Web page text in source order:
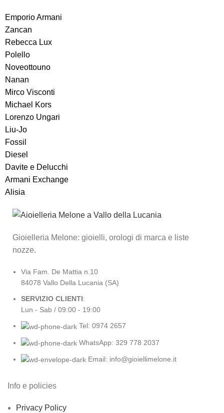
Emporio Armani
Zancan
Rebecca Lux
Polello
Noveottouno
Nanan
Mirco Visconti
Michael Kors
Lorenzo Ungari
Liu-Jo
Fossil
Diesel
Davite e Delucchi
Armani Exchange
Alisia
Gioielleria Melone: gioielli, orologi di marca e liste
nozze.
Via Fam. De Mattia n.10
84078 Vallo Della Lucania (SA)
SERVIZIO CLIENTI:
Lun - Sab / 09:00 - 19:00
Tel: 0974 2657
WhatsApp: 329 778 2037
Email: info@gioiellimelone.it
Info e policies
Privacy Policy